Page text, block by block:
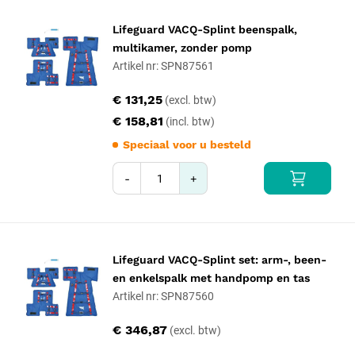
Lifeguard VACQ-Splint beenspalk,
multikamer, zonder pomp
Artikel nr: SPN87561
€ 158,81
€ 131,25
Speciaal voor u besteld
- +
Lifeguard VACQ-Splint set: arm-, been-
en enkelspalk met handpomp en tas
Artikel nr: SPN87560
€ 346,87